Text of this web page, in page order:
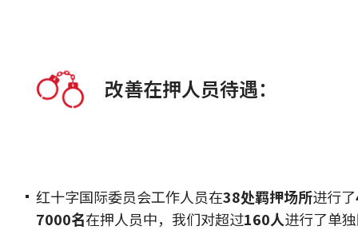
改善在押人员待遇：
红十字国际委员会工作人员在38处羁押场所进行了
7000名在押人员中，我们对超过160人进行了单